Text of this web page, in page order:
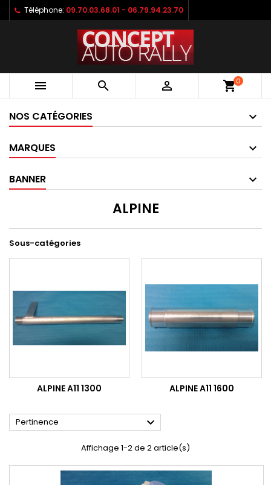
Téléphone: 09.70.03.68.01 - 06.79.94.23.70
   shopping_cart0
NOS CATÉGORIES
MARQUES
BANNER
ALPINE
Sous-catégories
ALPINE A11 1300 ALPINE A11 1600
Pertinence 
Affichage 1-2 de 2 article(s)